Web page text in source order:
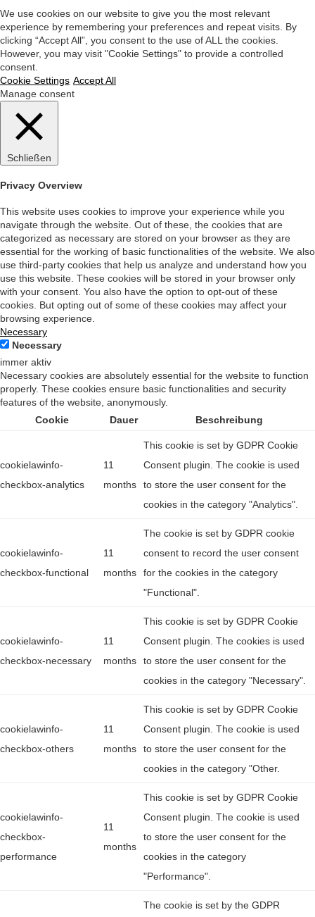
We use cookies on our website to give you the most relevant
experience by remembering your preferences and repeat visits. By
clicking “Accept All”, you consent to the use of ALL the cookies.
However, you may visit "Cookie Settings" to provide a controlled
consent.
Cookie Settings Accept All
Manage consent
Schließen
Privacy Overview
This website uses cookies to improve your experience while you
navigate through the website. Out of these, the cookies that are
categorized as necessary are stored on your browser as they are
essential for the working of basic functionalities of the website. We also
use third-party cookies that help us analyze and understand how you
use this website. These cookies will be stored in your browser only
with your consent. You also have the option to opt-out of these
cookies. But opting out of some of these cookies may affect your
browsing experience.
Necessary
Necessary
immer aktiv
Necessary cookies are absolutely essential for the website to function
properly. These cookies ensure basic functionalities and security
features of the website, anonymously.
Cookie
Dauer Beschreibung
cookielawinfo-
checkbox-analytics
11
months
This cookie is set by GDPR Cookie
Consent plugin. The cookie is used
to store the user consent for the
cookies in the category "Analytics".
cookielawinfo-
checkbox-functional
11
months
The cookie is set by GDPR cookie
consent to record the user consent
for the cookies in the category
"Functional".
cookielawinfo-
checkbox-necessary
11
months
This cookie is set by GDPR Cookie
Consent plugin. The cookies is used
to store the user consent for the
cookies in the category "Necessary".
cookielawinfo-
checkbox-others
11
months
This cookie is set by GDPR Cookie
Consent plugin. The cookie is used
to store the user consent for the
cookies in the category "Other.
cookielawinfo-
checkbox-
performance
11
months
This cookie is set by GDPR Cookie
Consent plugin. The cookie is used
to store the user consent for the
cookies in the category
"Performance".
The cookie is set by the GDPR